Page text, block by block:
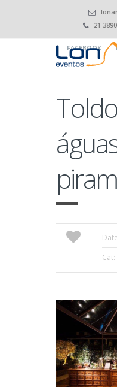
21
FACEBOOK |
Cat: